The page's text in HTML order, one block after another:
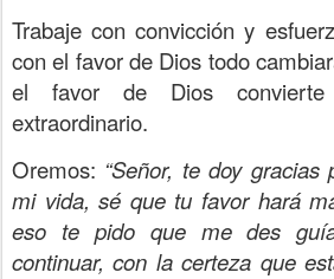
Trabaje con convicción y
con el favor de Dios todo
el favor de Dios
extraordinario.
Oremos: “Señor, te doy
mi vida, sé que tu favor hará
eso te pido que me des
continuar, con la certeza que